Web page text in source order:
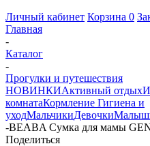
Личный кабинет Корзина 0
Главная
-
Каталог
-
Прогулки и путешествия
НОВИНКИАктивный отдых
комнатаКормление Гигиена и
уходМальчикиДевочки
-BEABA Сумка для мамы
Поделиться